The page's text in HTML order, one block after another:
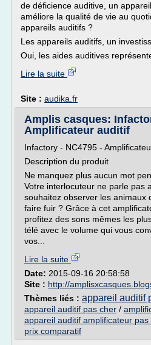
de déficience auditive, un
améliore la qualité de vie au
appareils auditifs ?
Les appareils auditifs, un
Oui, les aides auditives
Lire la suite
Site : audika.fr
Amplis casques:
Amplificateur auditif
Infactory - NC4795 -
Description du produit
Ne manquez plus aucun mot
Votre interlocuteur ne parle pas
souhaitez observer les animaux
faire fuir ? Grâce à cet
profitez des sons mêmes les
télé avec le volume qui vous
vos...
Lire la suite
Date: 2015-09-16 20:58:58
Site : http://
Thèmes liés : appareil auditif
appareil auditif pas cher /
appareil auditif amplificateur pas
prix comparatif